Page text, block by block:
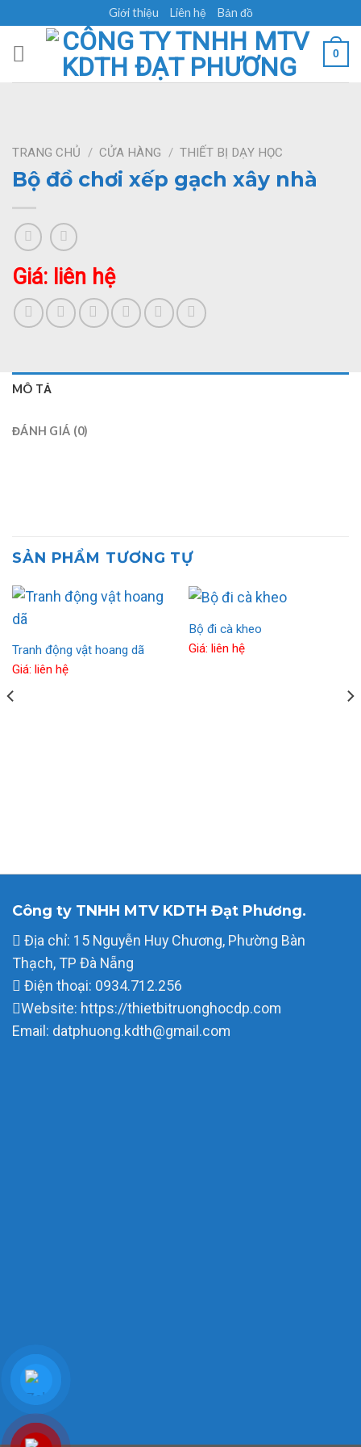
Giới thiệu Liên hệ Bản đồ
0
TRANG CHỦ / CỬA HÀNG / THIẾT BỊ DẠY HỌC
Bộ đồ chơi xếp gạch xây nhà
Giá: liên hệ
MÔ TẢ
ĐÁNH GIÁ (0)
SẢN PHẨM TƯƠNG TỰ
Tranh động vật hoang dã
Giá: liên hệ
Bộ đi cà kheo
Giá: liên hệ
Công ty TNHH MTV KDTH Đạt Phương.
Địa chỉ: 15 Nguyễn Huy Chương, Phường Bàn
Thạch, TP Đà Nẵng
Điện thoại: 0934.712.256
Website: https://thietbitruonghocdp.com
Email: datphuong.kdth@gmail.com